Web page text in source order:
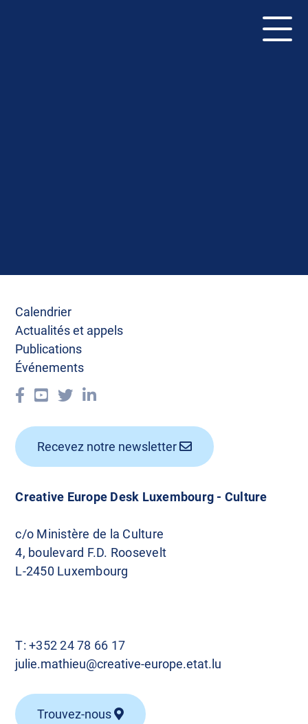
Creative Europe Desk Luxembourg - Culture
c/o Ministère de la Culture
4, boulevard F.D. Roosevelt
L-2450 Luxembourg
T:+352 24 78 66 17
julie.mathieu@creative-europe.etat.lu
Trouvez-nous
Calendrier
Actualités et appels
Publications
Événements
Recevez notre newsletter